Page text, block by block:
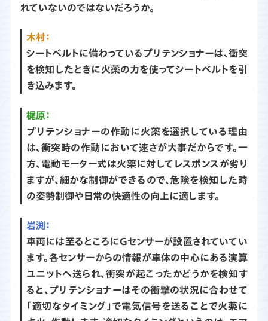
れていないのではないだろうか。
木村：
シートベルトに備わっているプリテンショナーは、衝突
を検知したときに火薬の力を使ってシートベルトを引
き込みます。
梶原：
プリテンショナーの作動に火薬を選択している理由
は、衝突時の作動において速さが大事だからです。一
方、電動モーター式は火薬に対してレスポンスが劣り
ますが、細かな制御ができるので、危険を検知した時
の姿勢制御や日常の快適性の向上に適します。
渕：
車両には至るところにGセンサーが設置されていてい
ます。各センサーからの情報が車体の中心にある演算
ユニットへ送られ、衝突が起こったかどうかを検知す
ると、プリテンショナーはその衝撃の状況に合わせて
「適切なタイミング」で電気信号を送ることで火薬に